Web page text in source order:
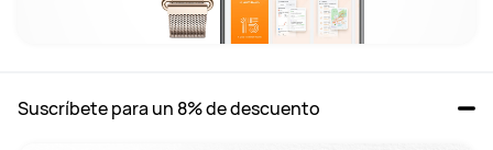
Suscríbete para un 8% de descuento